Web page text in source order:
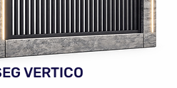
VERTICO